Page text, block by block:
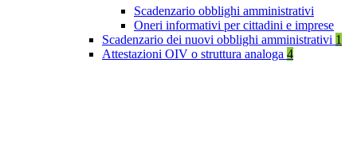
Scadenzario obblighi amministrativi
Oneri informativi per cittadini e imprese
Scadenzario dei nuovi obblighi amministrativi 1
Attestazioni OIV o struttura analoga 4